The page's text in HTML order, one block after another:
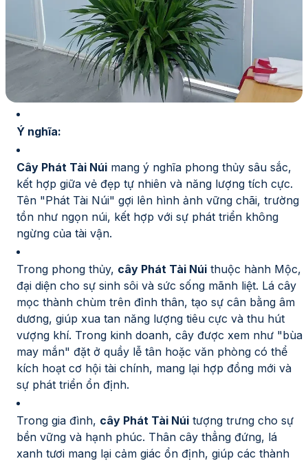
Ý nghĩa:
Cây Phát Tài Núi mang ý nghĩa phong thủy sâu sắc,
kết hợp giữa vẻ đẹp tự nhiên và năng lượng tích cực.
Tên "Phát Tài Núi" gợi lên hình ảnh vững chãi, trường
tồn như ngọn núi, kết hợp với sự phát triển không
ngừng của tài vận.
Trong phong thủy, cây Phát Tài Núi thuộc hành Mộc,
đại diện cho sự sinh sôi và sức sống mãnh liệt. Lá cây
mọc thành chùm trên đỉnh thân, tạo sự cân bằng âm
dương, giúp xua tan năng lượng tiêu cực và thu hút
vượng khí. Trong kinh doanh, cây được xem như "bùa
may mắn" đặt ở quầy lễ tân hoặc văn phòng có thể
kích hoạt cơ hội tài chính, mang lại hợp đồng mới và
sự phát triển ổn định.
Trong gia đình, cây Phát Tài Núi tượng trưng cho sự
bền vững và hạnh phúc. Thân cây thẳng đứng, lá
xanh tươi mang lại cảm giác ổn định, giúp các thành